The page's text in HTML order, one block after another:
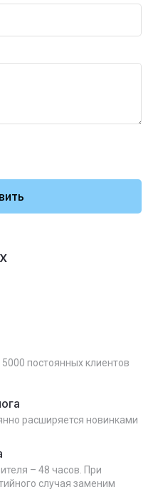
постоянных клиентов
расширяется новинками
– 48 часов. При
случая заменим